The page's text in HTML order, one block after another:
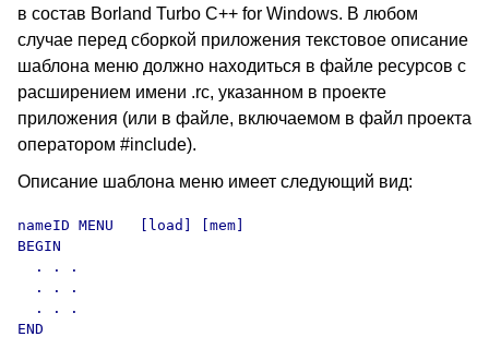
в состав Borland Turbo C++ for Windows. В любом
случае перед сборкой приложения текстовое описание
шаблона меню должно находиться в файле ресурсов с
расширением имени .rc, указанном в проекте
приложения (или в файле, включаемом в файл проекта
оператором #include).
Описание шаблона меню имеет следующий вид:
nameID MENU   [load] [mem]
BEGIN
  . . .
  . . .
  . . .
END